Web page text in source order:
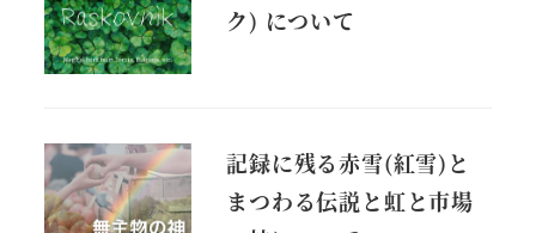
ク) について
記録に残る赤雪(紅雪)と
まつわる伝説と虹と市場